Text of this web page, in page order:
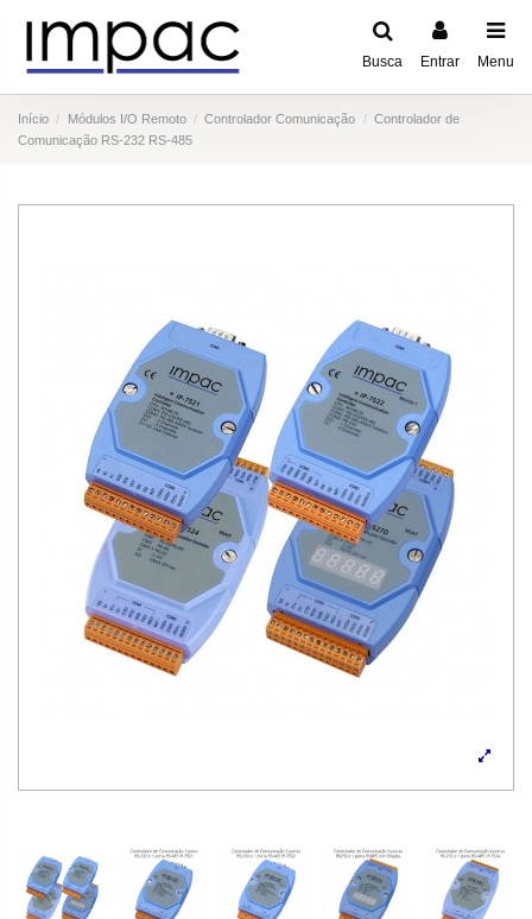
Busca Entrar Menu
Início Módulos I/O Remoto Controlador Comunicação
Controlador de
Comunicação RS-232 RS-485